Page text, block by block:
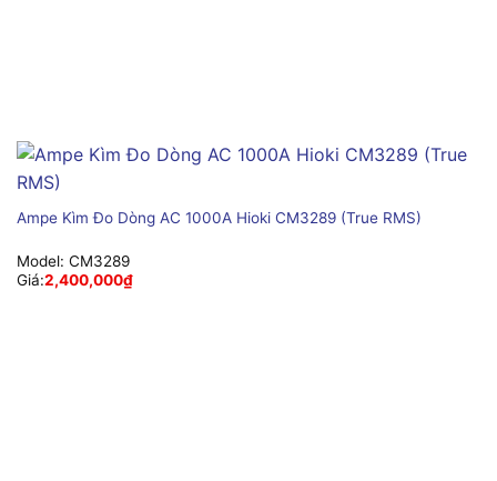
Ampe Kìm Đo Dòng AC 1000A Hioki CM3289 (True RMS)
Model: CM3289
Giá:2,400,000₫